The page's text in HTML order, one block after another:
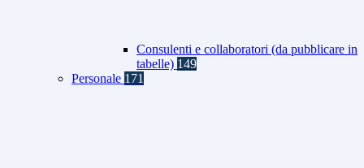
Consulenti e collaboratori (da pubblicare in
tabelle) 149
Personale 171